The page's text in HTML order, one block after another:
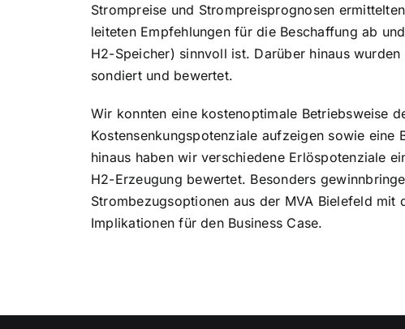
Strompreise und Strompreisprognosen
leiteten Empfehlungen für die Beschaffung ab
H2-Speicher) sinnvoll ist. Darüber hinaus
sondiert und bewertet.
Wir konnten eine kostenoptimale Betriebsweise
Kostensenkungspotenziale aufzeigen sowie
hinaus haben wir verschiedene Erlöspotenziale
H2-Erzeugung bewertet. Besonders
Strombezugsoptionen aus der MVA Bielefeld
Implikationen für den Business Case.